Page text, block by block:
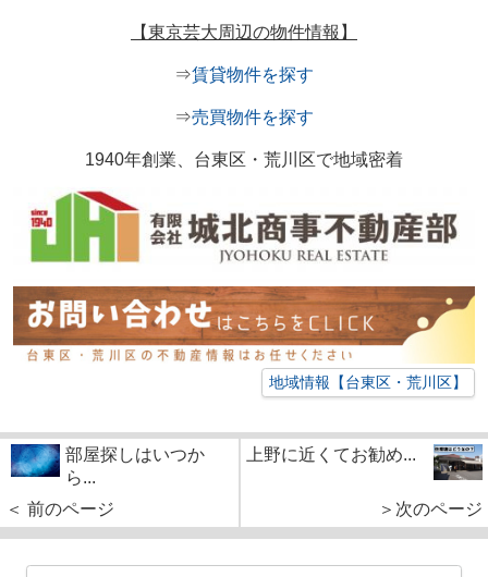
【東京芸大周辺の物件情報】
⇒賃貸物件を探す
⇒売買物件を探す
1940年創業、台東区・荒川区で地域密着
地域情報【台東区・荒川区】
部屋探しはいつか
ら...
＜ 前のページ
上野に近くてお勧め...
＞次のページ